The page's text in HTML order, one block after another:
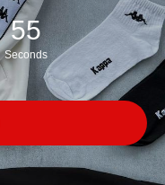
54
Seconds